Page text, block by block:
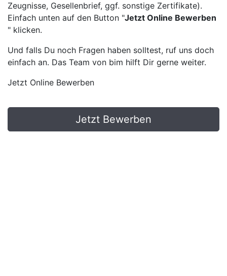
Zeugnisse, Gesellenbrief, ggf. sonstige Zertifikate).
Einfach unten auf den Button "Jetzt Online Bewerben
" klicken.
Und falls Du noch Fragen haben solltest, ruf uns doch
einfach an. Das Team von bim hilft Dir gerne weiter.
Jetzt Online Bewerben
Jetzt Bewerben